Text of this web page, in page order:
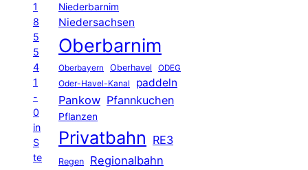
1
8
5
5
4
1
-
0
in
S
te
Niederbarnim
Niedersachsen
Oberbarnim
Oberbayern Oberhavel ODEG
Oder-Havel-Kanal paddeln
Pankow Pfannkuchen
Pflanzen
Privatbahn RE3
Regen Regionalbahn